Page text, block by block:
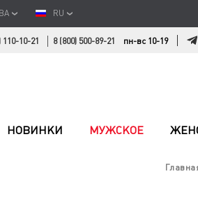
RU
110-10-21 8 (800) 500-89-21 пн-вс 10-19
НОВИНКИ МУЖСКОЕ